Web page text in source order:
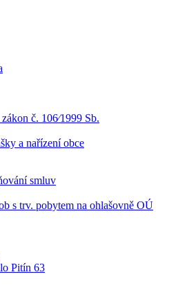
č. 106⁄1999 Sb.
a nařízení obce
smluv
s trv. pobytem na ohlašovně OÚ
Pitín 63